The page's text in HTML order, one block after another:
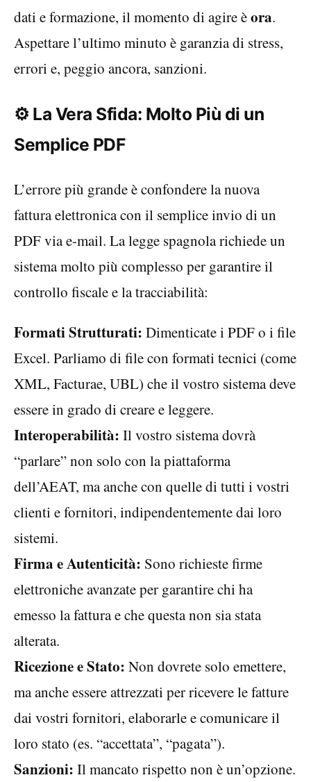
dati e formazione, il momento di agire èora.
Aspettare l’ultimo minuto è garanzia di stress,
errori e, peggio ancora, sanzioni.
⚙️ La Vera Sfida: Molto Più di un
Semplice PDF
L’errore più grande è confondere la nuova
fattura elettronica con il semplice invio di un
PDF via e-mail. La legge spagnola richiede un
sistema molto più complesso per garantire il
controllo fiscale e la tracciabilità:
Formati Strutturati: Dimenticate i PDF o i file
Excel. Parliamo di file con formati tecnici (come
XML, Facturae, UBL) che il vostro sistema deve
essere in grado di creare e leggere.
Interoperabilità: Il vostro sistema dovrà
“parlare” non solo con la piattaforma
dell’AEAT, ma anche con quelle di tutti i vostri
clienti e fornitori, indipendentemente dai loro
sistemi.
Firma e Autenticità: Sono richieste firme
elettroniche avanzate per garantire chi ha
emesso la fattura e che questa non sia stata
alterata.
Ricezione e Stato: Non dovrete solo emettere,
ma anche essere attrezzati per ricevere le fatture
dai vostri fornitori, elaborarle e comunicare il
loro stato (es. “accettata”, “pagata”).
Sanzioni: Il mancato rispetto non è un’opzione.